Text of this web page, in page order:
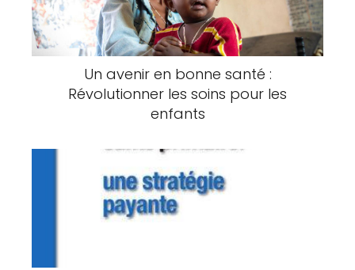
Un avenir en bonne santé :
Révolutionner les soins pour les
enfants